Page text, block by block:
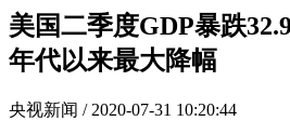
美国二季度GDP暴跌
年代以来最大降幅
央视新闻 / 2020-07-31 10:20:44